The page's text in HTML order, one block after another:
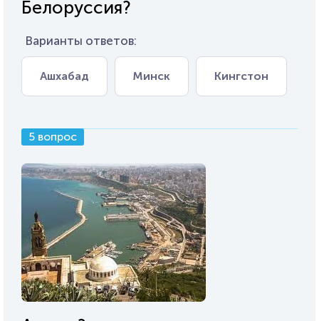
Белоруссия?
Варианты ответов:
Ашхабад Минск Кингстон
5 вопрос